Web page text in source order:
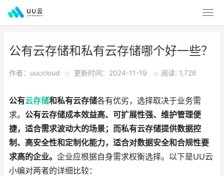
公有云存储和私有云存储哪个好一些？
作者：uuccloud o 更新时间：2024-11-19 o 阅读: 1,726
公有云存储和私有云存储各有优劣，选择取决于业务需
求。 公有云存储成本效益高、可扩展性强、维护管理便
捷，适合需求波动大的场景；而私有云存储提供数据控
制、高安全性和定制化能力，适合对数据安全和合规性要
求高的企业。 企业应根据自身需求权衡选择。以下是UU云
小编对两者的详细比较：